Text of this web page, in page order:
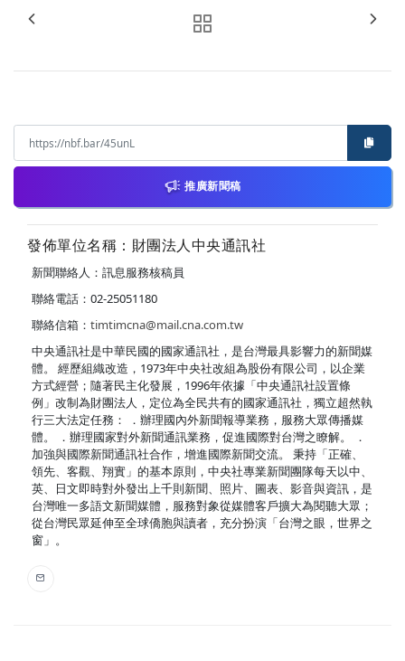
推廣新聞稿
發佈單位名稱：財團法人中央通訊社
新聞聯絡人：訊息服務核稿員
聯絡電話：02-25051180
聯絡信箱： timtimcna@mail.cna.com.tw
中央通訊社是中華民國的國家通訊社，是台灣最具影響力的新聞媒
體。 經歷組織改造，1973年中央社改組為股份有限公司，以企業
方式經營；隨著民主化發展，1996年依據「中央通訊社設置條
例」改制為財團法人，定位為全民共有的國家通訊社，獨立超然執
行三大法定任務： ．辦理國內外新聞報導業務，服務大眾傳播媒
體。 ．辦理國家對外新聞通訊業務，促進國際對台灣之瞭解。 ．
加強與國際新聞通訊社合作，增進國際新聞交流。 秉持「正確、
領先、客觀、翔實」的基本原則，中央社專業新聞團隊每天以中、
英、日文即時對外發出上千則新聞、照片、圖表、影音與資訊，是
台灣唯一多語文新聞媒體，服務對象從媒體客戶擴大為閱聽大眾；
從台灣民眾延伸至全球僑胞與讀者，充分扮演「台灣之眼，世界之
窗」。